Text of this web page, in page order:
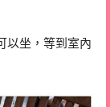
以坐，等到室內